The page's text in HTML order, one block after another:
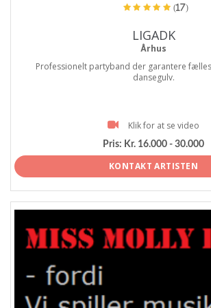
(17)
LIGADK
Århus
Professionelt partyband der garantere
dansegulv.
Klik for at se video
Pris: Kr. 16.000 - 30.000
KONTAKT ARTISTEN